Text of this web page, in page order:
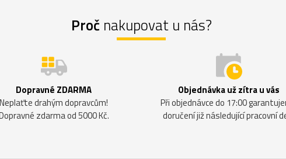
Proč nakupovat u nás?
Dopravné ZDARMA
Neplaťte drahým dopravcům!
zdarma od 5000 Kč.
Objednávka už zítra u vás
Při objednávce do 17:00
doručení již následující pracovní